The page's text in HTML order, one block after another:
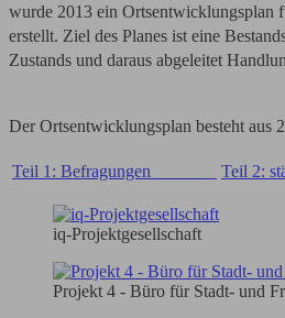
wurde 2013 ein Ortsentwicklungsplan
erstellt. Ziel des Planes ist eine
Zustands und daraus abgeleitet
Der Ortsentwicklungsplan besteht aus
Teil 1: Befragungen Teil 2:
iq-Projektgesellschaft
Projekt 4 - Büro für Stadt- und